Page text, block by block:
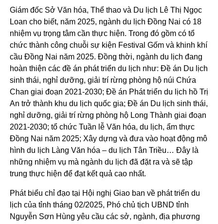
Giám đốc Sở Văn hóa, Thể thao và Du lịch Lê Thị Ngọc
Loan cho biết, năm 2025, ngành du lịch Đồng Nai có 18
nhiệm vụ trọng tâm cần thực hiện. Trong đó gồm có tổ
chức thành công chuỗi sự kiện Festival Gốm và khinh khí
cầu Đồng Nai năm 2025. Đồng thời, ngành du lịch đang
hoàn thiện các đề án phát triển du lịch như: Đề án Du lịch
sinh thái, nghỉ dưỡng, giải trí rừng phòng hộ núi Chứa
Chan giai đoạn 2021-2030; Đề án Phát triển du lịch hồ Trị
An trở thành khu du lịch quốc gia; Đề án Du lịch sinh thái,
nghỉ dưỡng, giải trí rừng phòng hộ Long Thành giai đoạn
2021-2030; tổ chức Tuần lễ Văn hóa, du lịch, ẩm thực
Đồng Nai năm 2025; Xây dựng và đưa vào hoạt động mô
hình du lịch Làng Văn hóa – du lịch Tân Triều… Đây là
những nhiệm vụ mà ngành du lịch đã đặt ra và sẽ tập
trung thực hiện để đạt kết quả cao nhất.
Phát biểu chỉ đạo tại Hội nghị Giao ban về phát triển du
lịch của tỉnh tháng 02/2025, Phó chủ tịch UBND tỉnh
Nguyễn Sơn Hùng yêu cầu các sở, ngành, địa phương